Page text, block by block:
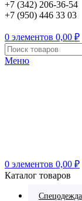
+7 (342) 206-36-54
+7 (950) 446 33 03
0 элементов 0,00 ₽
Меню
0 элементов 0,00 ₽
Каталог товаров
Спецодежда